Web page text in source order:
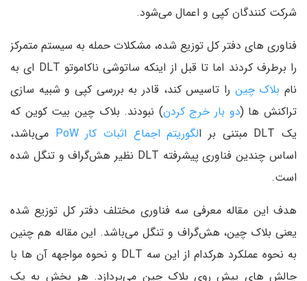
شرکت کنندگان کپی و اعمال می‌شود.
فناوری های دفتر کل توزیع شده، مشکلات حمله به سیستم متمرکز
را برطرف کردند اما تا قبل از اینکه ساتوشی ناکاموتو DLT ای به
نام بلاک چین را تاسیس کند، قادر به بررسی کپی و شبیه سازی
تراکنش ها (دو بار خرج کردن) نبودند. بلاک چین بیت کوین که
یک DLT مبتنی بر ا
لگوریتم اجماع اثبات کار PoW
می‌باشد،
اساس چندین فناوری پیشرفته DLT نظیر هش‌گراف و تنگل شده
است.
هدف این مقاله معرفی سه فناوری مختلف دفتر کل توزیع شده
یعنی بلاک چین، هش‌گراف و تنگل می‌باشد. این مقاله هم چنین
به نحوه عملکرد هرکدام از این سه DLT و نحوه مواجهه آن ها با
چالش های پیش روی بلاک چین می‌پردازد. هر بخش به یک